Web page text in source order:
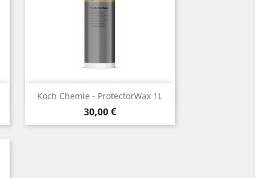
Koch Chemie - ProtectorWax 1L
Prix
30,00 €
Aperçu rapide